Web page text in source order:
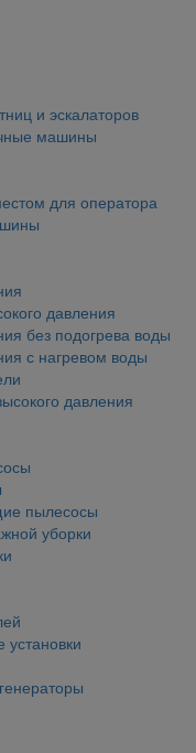
и эскалаторов
машины
для оператора
давления
без подогрева воды
с нагревом воды
давления
пылесосы
уборки